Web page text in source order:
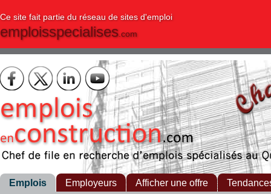
Ce site fait partie du réseau de sites d'emploi
emploisspecialises.com
Emplois Employeurs Afficher une offre